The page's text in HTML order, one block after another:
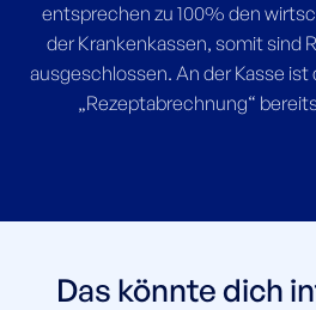
entsprechen zu 100% den
der Krankenkassen, somit sind
ausgeschlossen. An der Kasse
„Rezeptabrechnung“
Das könnte dich